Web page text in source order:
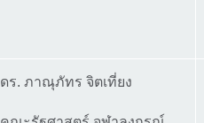
ดร. ภาณุภัทร จิตเที่ยง